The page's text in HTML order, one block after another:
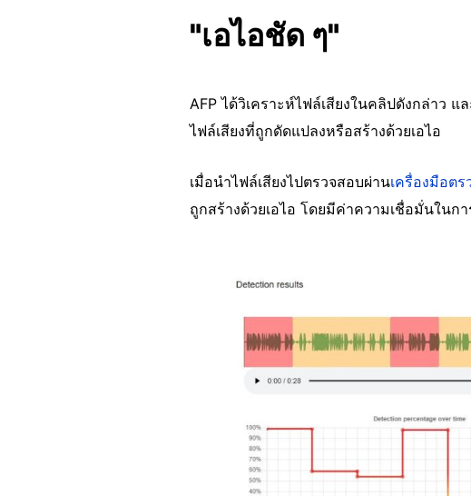
"เอไอชัด ๆ"
AFP ได้วิเคราะห์ไฟล์เสียงในคลิปดังกล่าว
ไฟล์เสียงที่ถูกดัดแปลงหรือสร้างด้วยเอไอ
เมื่อนำไฟล์เสียงไปตรวจสอบผ่านเครื่องมือตร
ถูกสร้างด้วยเอไอ โดยมีค่าความเชื่อมั่นในก